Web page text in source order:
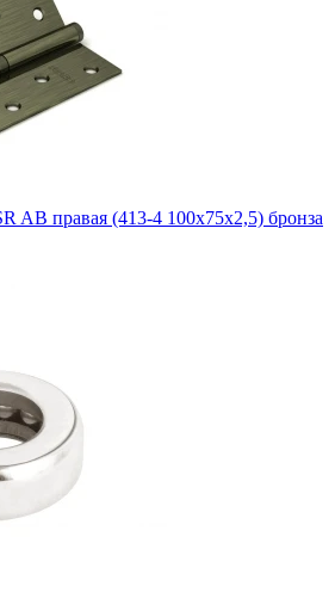
AB правая (413-4 100x75x2,5) бронза